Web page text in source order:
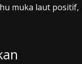
muka laut positif,